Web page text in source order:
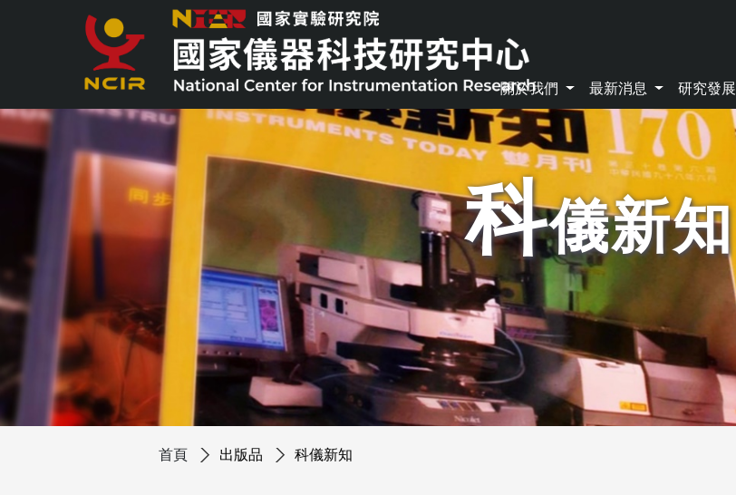
關於我們 最新消息 研究發展
科儀新知
首頁 出版品 科儀新知